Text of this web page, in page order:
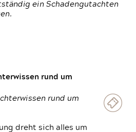
ein Schadengutachten
rund um
rund um
dreht sich alles um